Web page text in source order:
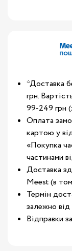
*Доставка
грн.
99-249 грн
Оплата
картою у
«Покупка
частинами
Доставка
Meest (в
Термін
залежно від
Відправки